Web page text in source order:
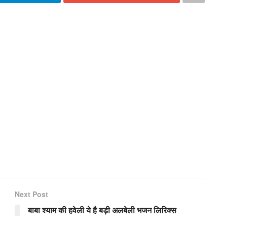
Next Post
बाबा श्याम की हवेली ये है बड़ी अलबेली भजन लिरिक्स